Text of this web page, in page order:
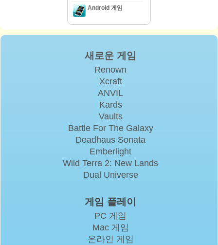
Android 게임
새로운 게임
Renown
Xcraft
ANVIL
Kards
Vaults
Battle For The Galaxy
Deadhaus Sonata
Emberlight
Wild Terra 2: New Lands
Dual Universe
게임 플레이
PC 게임
Mac 게임
온라인 게임